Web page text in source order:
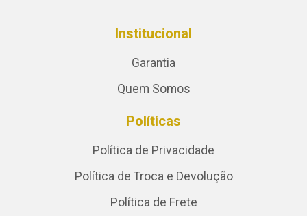
Institucional
Garantia
Quem Somos
Políticas
Política de Privacidade
Política de Troca e Devolução
Política de Frete